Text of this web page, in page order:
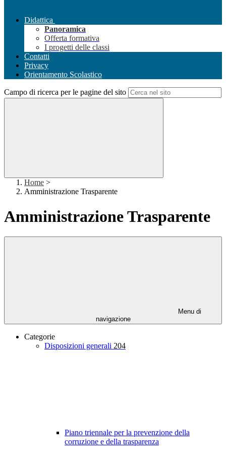
Didattica
Panoramica
Offerta formativa
I progetti delle classi
Contatti
Privacy
Orientamento Scolastico
Campo di ricerca per le pagine del sito
Home >
Amministrazione Trasparente
Amministrazione Trasparente
Menu di
navigazione
Categorie
Disposizioni generali 204
Piano triennale per la prevenzione della
corruzione e della trasparenza